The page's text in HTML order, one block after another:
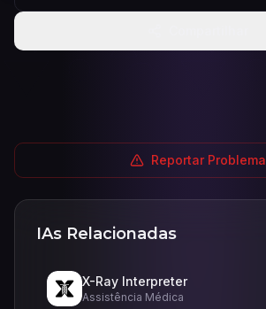
Reportar Problema
IAs Relacionadas
X-Ray Interpreter
Assistência Médica